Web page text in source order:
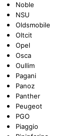
Noble
NSU
Oldsmobile
Oltcit
Opel
Osca
Oullim
Pagani
Panoz
Panther
Peugeot
PGO
Piaggio